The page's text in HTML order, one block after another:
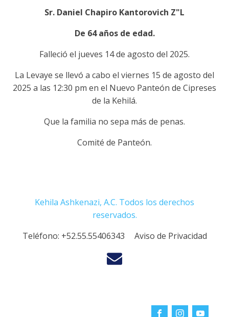
Sr. Daniel Chapiro Kantorovich Z"L
De 64 años de edad.
Falleció el jueves 14 de agosto del 2025.
La Levaye se llevó a cabo el viernes 15 de agosto del
2025 a las 12:30 pm en el Nuevo Panteón de Cipreses
de la Kehilá.
Que la familia no sepa más de penas.
Comité de Panteón.
Kehila Ashkenazi, A.C. Todos los derechos
reservados.
Teléfono: +52.55.55406343 Aviso de Privacidad